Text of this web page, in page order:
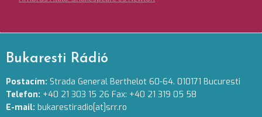
Bukaresti Rádió
Postacím: Strada General Berthelot 60-64. 010171 Bucuresti
Telefon: +40 21 303 15 26 Fax: +40 21 319 05 58
E-mail: bukarestiradio[at]srr.ro